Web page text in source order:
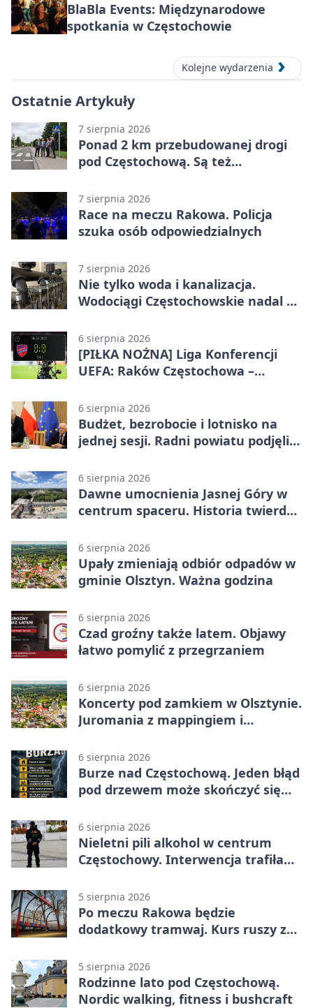
BlaBla Events: Międzynarodowe
spotkania w Częstochowie
Kolejne wydarzenia
Ostatnie Artykuły
7 sierpnia 2026
Ponad 2 km przebudowanej drogi
pod Częstochową. Są też
7 sierpnia 2026
Race na meczu Rakowa. Policja
szuka osób odpowiedzialnych
7 sierpnia 2026
Nie tylko woda i kanalizacja.
Wodociągi Częstochowskie nadal w
6 sierpnia 2026
[PIŁKA NOŻNA] Liga Konferencji
UEFA: Raków Częstochowa –
meczu III rundy eliminacji
6 sierpnia 2026
Budżet, bezrobocie i lotnisko na
jednej sesji. Radni powiatu podjęli
6 sierpnia 2026
Dawne umocnienia Jasnej Góry w
centrum spaceru. Historia twierdzy
6 sierpnia 2026
Upały zmieniają odbiór odpadów w
gminie Olsztyn. Ważna godzina
6 sierpnia 2026
Czad groźny także latem. Objawy
łatwo pomylić z przegrzaniem
6 sierpnia 2026
Koncerty pod zamkiem w Olsztynie.
Juromania z mappingiem i
6 sierpnia 2026
Burze nad Częstochową. Jeden błąd
pod drzewem może skończyć się
6 sierpnia 2026
Nieletni pili alkohol w centrum
Częstochowy. Interwencja trafiła
5 sierpnia 2026
Po meczu Rakowa będzie
dodatkowy tramwaj. Kurs ruszy ze
5 sierpnia 2026
Rodzinne lato pod Częstochową.
Nordic walking, fitness i bushcraft